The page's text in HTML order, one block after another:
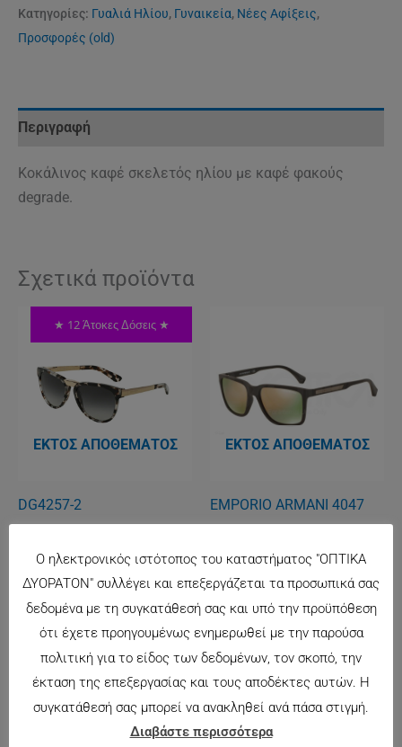
Κατηγορίες: Γυαλιά Ηλίου, Γυναικεία, Νέες Αφίξεις,
Προσφορές (old)
Περιγραφή
Κοκάλινος καφέ σκελετός ηλίου με καφέ φακούς
degrade.
Σχετικά προϊόντα
★ 12 Άτοκες Δόσεις ★
ΕΚΤΌΣ ΑΠΟΘΈΜΑΤΟΣ
DG4257-2
ΕΚΤΌΣ ΑΠΟΘΈΜΑΤΟΣ
EMPORIO ARMANI 4047
★ 12 Άτοκες Δόσεις ★
ΕΚΤΌΣ ΑΠΟΘΈΜΑΤΟΣ ΕΚΤΌΣ ΑΠΟΘΈΜΑΤΟΣ
Ο ηλεκτρονικός ιστότοπος του καταστήματος "ΟΠΤΙΚΑ
ΔΥΟΡΑΤΟΝ" συλλέγει και επεξεργάζεται τα προσωπικά σας
δεδομένα με τη συγκατάθεσή σας και υπό την προϋπόθεση
ότι έχετε προηγουμένως ενημερωθεί με την παρούσα
πολιτική για το είδος των δεδομένων, τον σκοπό, την
έκταση της επεξεργασίας και τους αποδέκτες αυτών. Η
συγκατάθεσή σας μπορεί να ανακληθεί ανά πάσα στιγμή.
Διαβάστε περισσότερα